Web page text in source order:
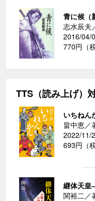
青に候（
志水辰夫
2016/04/
770円（
TTS（読み上げ）
いちねん
畠中恵／
2022/11/
693円（
継体天皇
関裕二／